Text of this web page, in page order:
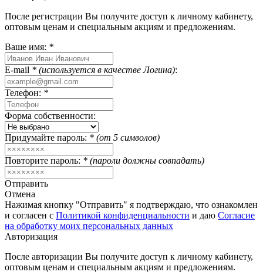
После регистрации Вы получите доступ к личному кабинету,
оптовым ценам и специальным акциям и предложениям.
Ваше имя: *
E-mail * (используется в качестве Логина):
Телефон: *
Форма собственности:
Придумайте пароль: * (от 5 символов)
Повторите пароль: * (пароли должны совпадать)
Отправить
Отмена
Нажимая кнопку "Отправить" я подтверждаю, что ознакомлен
и согласен с Политикой конфиденциальности и даю Согласие
на обработку моих персональных данных
Авторизация
После авторизации Вы получите доступ к личному кабинету,
оптовым ценам и специальным акциям и предложениям.